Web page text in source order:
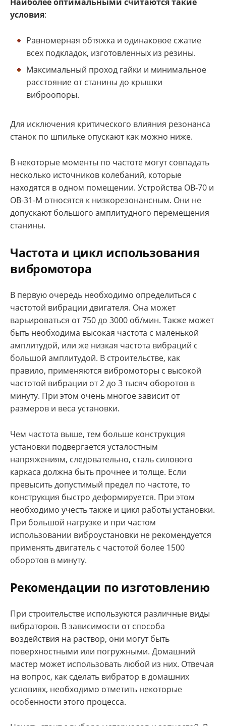
условия:
Равномерная обтяжка и одинаковое сжатие
всех подкладок, изготовленных из резины.
Максимальный проход гайки и минимальное
расстояние от станины до крышки
виброопоры.
Для исключения критического влияния резонанса
станок по шпильке опускают как можно ниже.
В некоторые моменты по частоте могут совпадать
несколько источников колебаний, которые
находятся в одном помещении. Устройства ОВ-70 и
ОВ-31-М относятся к низкорезонансным. Они не
допускают большого амплитудного перемещения
станины.
Частота и цикл использования
вибромотора
В первую очередь необходимо определиться с
частотой вибрации двигателя. Она может
варьироваться от 750 до 3000 об/мин. Также может
быть необходима высокая частота с маленькой
амплитудой, или же низкая частота вибраций с
большой амплитудой. В строительстве, как
правило, применяются вибромоторы с высокой
частотой вибрации от 2 до 3 тысяч оборотов в
минуту. При этом очень многое зависит от
размеров и веса установки.
Чем частота выше, тем больше конструкция
установки подвергается усталостным
напряжениям, следовательно, сталь силового
каркаса должна быть прочнее и толще. Если
превысить допустимый предел по частоте, то
конструкция быстро деформируется. При этом
необходимо учесть также и цикл работы установки.
При большой нагрузке и при частом
использовании виброустановки не рекомендуется
применять двигатель с частотой более 1500
оборотов в минуту.
Рекомендации по изготовлению
При строительстве используются различные виды
вибраторов. В зависимости от способа
воздействия на раствор, они могут быть
поверхностными или погружными. Домашний
мастер может использовать любой из них. Отвечая
на вопрос, как сделать вибратор в домашних
условиях, необходимо отметить некоторые
особенности этого процесса.